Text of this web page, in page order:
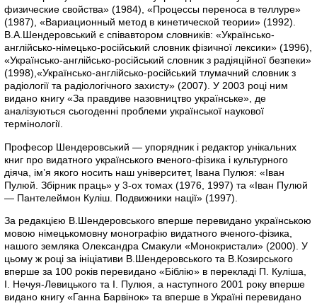
физические свойства» (1984), «Процессы переноса в теллуре»
(1987), «Вариационный метод в кинетической теории» (1992).
В.А.Шендеровський є співавтором словників: «Українсько-
англійсько-німецько-російський словник фізичної лексики» (1996),
«Українсько-англійсько-російський словник з радіяційної безпеки»
(1998),«Українсько-англійсько-російський тлумачний словник з
радіології та радіологічного захисту» (2007). У 2003 році ним
видано книгу «За правдиве назовництво українське», де
аналізуються сьогоденні проблеми української наукової
термінології.
Професор Шендеровський — упорядник і редактор унікальних
книг про видатного українського вченого-фізика і культурного
діяча, ім’я якого носить наш університет, Івана Пулюя: «Іван
Пулюй. Збірник праць» у 3-ох томах (1976, 1997) та «Іван Пулюй
— Пантелеймон Куліш. Подвижники нації» (1997).
За редакцією В.Шендеровського вперше перевидано українською
мовою німецькомовну монографію видатного вченого-фізика,
нашого земляка Олександра Смакули «Монокристали» (2000). У
цьому ж році за ініціативи В.Шендеровського та В.Козирського
вперше за 100 років перевидано «Біблію» в перекладі П. Куліша,
І. Нечуя-Левицького та І. Пулюя, а наступного 2001 року вперше
видано книгу «Ганна Барвінок» та вперше в Україні перевидано